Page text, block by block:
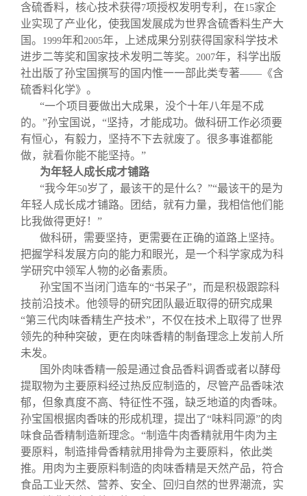
含硫香料，核心技术获得7项授权发明专利，在15家企
业实现了产业化，使我国发展成为世界含硫香料生产大
国。
1999年和 2005年，上述成果分别获得国家科学技术
进步二等奖和国家技术发明二等奖。
2007年，科学出版
社出版了孙宝国撰写的国内惟一一部此类专著——《含
硫香料化学》。
“一个项目要做出大成果，没个十年八年是不成
的。”孙宝国说，“坚持，才能成功。做科研工作必须要
有恒心，有毅力，坚持不下去就废了。很多事谁都能
做，就看你能不能坚持。”
为年轻人成长成才铺路
“我今年50岁了，最该干的是什么？”“最该干的是为
年轻人成长成才铺路。团结，就有力量，我相信他们能
比我做得更好！”
做科研，需要坚持，更需要在正确的道路上坚持。
把握学科发展方向的能力和眼光，是一个科学家成为科
学研究中领军人物的必备素质。
孙宝国不当闭门造车的“书呆子”，而是积极跟踪科
技前沿技术。他领导的研究团队最近取得的研究成果
“第三代肉味香精生产技术”，不仅在技术上取得了世界
领先的种种突破，更在肉味香精的制备理念上发前人所
未发。
国外肉味香精一般是通过食品香料调香或者以酵母
提取物为主要原料经过热反应制造的，尽管产品香味浓
郁，但象真度不高、特征性不强，缺乏地道的肉香味。
孙宝国根据肉香味的形成机理，提出了“味料同源”的肉
味食品香精制造新理念。“制造牛肉香精就用牛肉为主
要原料，制造排骨香精就用排骨为主要原料，依此类
推。用肉为主要原料制造的肉味香精是天然产品，符合
食品工业天然、营养、安全、回归自然的世界潮流，实